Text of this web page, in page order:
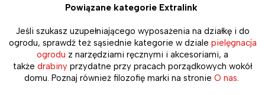
Powiązane kategorie Extralink
Jeśli szukasz uzupełniającego wyposażenia na działkę i do
ogrodu, sprawdź też sąsiednie kategorie w dziale pielęgnacja
ogrodu z narzędziami ręcznymi i akcesoriami, a
także drabiny przydatne przy pracach porządkowych wokół
domu. Poznaj również filozofię marki na stronie O nas.